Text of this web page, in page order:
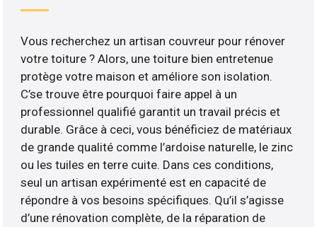
Vous recherchez un artisan couvreur pour rénover
votre toiture ? Alors, une toiture bien entretenue
protège votre maison et améliore son isolation.
C’se trouve être pourquoi faire appel à un
professionnel qualifié garantit un travail précis et
durable. Grâce à ceci, vous bénéficiez de matériaux
de grande qualité comme l’ardoise naturelle, le zinc
ou les tuiles en terre cuite. Dans ces conditions,
seul un artisan expérimenté est en capacité de
répondre à vos besoins spécifiques. Qu’il s’agisse
d’une rénovation complète, de la réparation de